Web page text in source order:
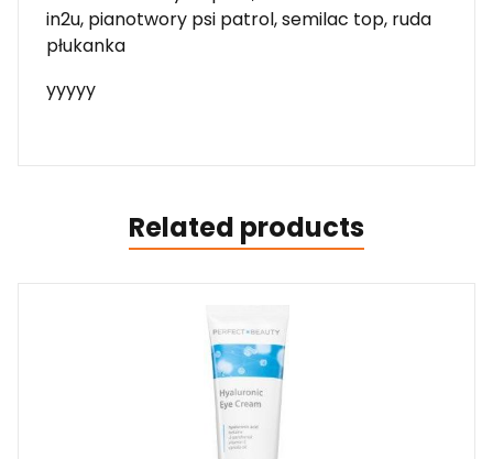
in2u, pianotwory psi patrol, semilac top, ruda
płukanka
yyyyy
Related products